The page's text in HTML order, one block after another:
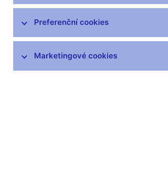
Výkon dohledu
dohledu
DORA – Digitální provozní
finančního trhu
Preferenční cookies
Marketingové cookies